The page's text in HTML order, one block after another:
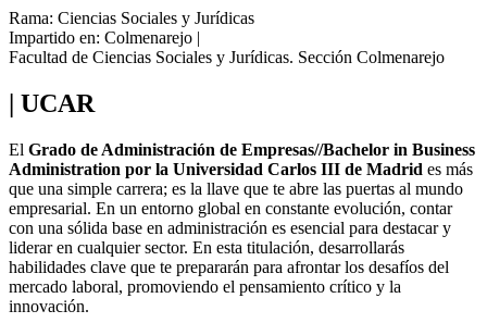
Rama: Ciencias Sociales y Jurídicas
Impartido en: Colmenarejo |
Facultad de Ciencias Sociales y Jurídicas. Sección Colmenarejo
| UCAR
El Grado de Administración de Empresas//Bachelor in Business
Administration por la Universidad Carlos III de Madrid es más
que una simple carrera; es la llave que te abre las puertas al mundo
empresarial. En un entorno global en constante evolución, contar
con una sólida base en administración es esencial para destacar y
liderar en cualquier sector. En esta titulación, desarrollarás
habilidades clave que te prepararán para afrontar los desafíos del
mercado laboral, promoviendo el pensamiento crítico y la
innovación.